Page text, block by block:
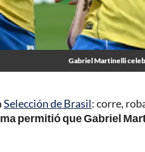
Gabriel Martinelli
Selección de Brasil: corre,
permitió que Gabriel